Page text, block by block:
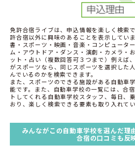
免許合宿ライブは、申込情報を楽しく検索
許合宿以外に興味のあることを表示してい
書・スポーツ・映画・音楽・コンピュータ
ム・アウトドア・ダンス・演劇・カメラ・
ット・占い（複数回答可３つまで）例えば
がスポーツなら、同じスポーツを選択した
んでいるのかを検索できます。
また、スポーツのできる施設がある自動車
能です。また、自動車学校の一覧には、合
トしてくれる自動車学校スタッフ、毎日、
おり、楽しく検索できる要素も取り入れてい
みんながこの自動車学校を選んだ理
合宿の口コミも反